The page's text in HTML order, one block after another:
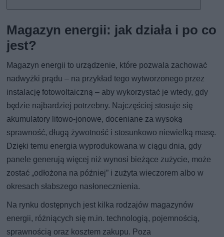
Magazyn energii: jak działa i po co
jest?
Magazyn energii to urządzenie, które pozwala zachować
nadwyżki prądu – na przykład tego wytworzonego przez
instalację fotowoltaiczną – aby wykorzystać je wtedy, gdy
będzie najbardziej potrzebny. Najczęściej stosuje się
akumulatory litowo-jonowe, doceniane za wysoką
sprawność, długą żywotność i stosunkowo niewielką masę.
Dzięki temu energia wyprodukowana w ciągu dnia, gdy
panele generują więcej niż wynosi bieżące zużycie, może
zostać „odłożona na później” i zużyta wieczorem albo w
okresach słabszego nasłonecznienia.
Na rynku dostępnych jest kilka rodzajów magazynów
energii, różniących się m.in. technologią, pojemnością,
sprawnością oraz kosztem zakupu. Poza